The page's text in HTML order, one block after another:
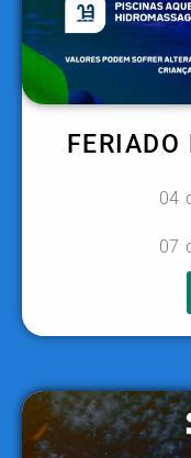
04
07